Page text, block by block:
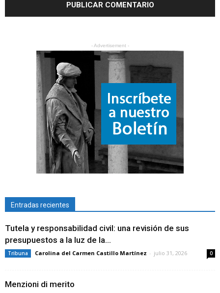
- Advertisement -
Entradas recientes
Tutela y responsabilidad civil: una revisión de sus
presupuestos a la luz de la...
Tribuna Carolina del Carmen Castillo Martínez - julio 31, 2026 0
Menzioni di merito